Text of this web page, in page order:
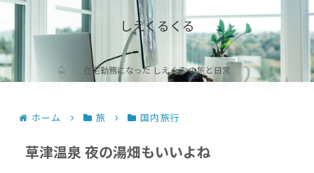
しえくるくる
在宅勤務になった しえくる の旅と日常
ホーム 旅 国内旅行
草津温泉 夜の湯畑もいいよね